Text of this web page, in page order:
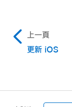
上一頁
更新 iOS